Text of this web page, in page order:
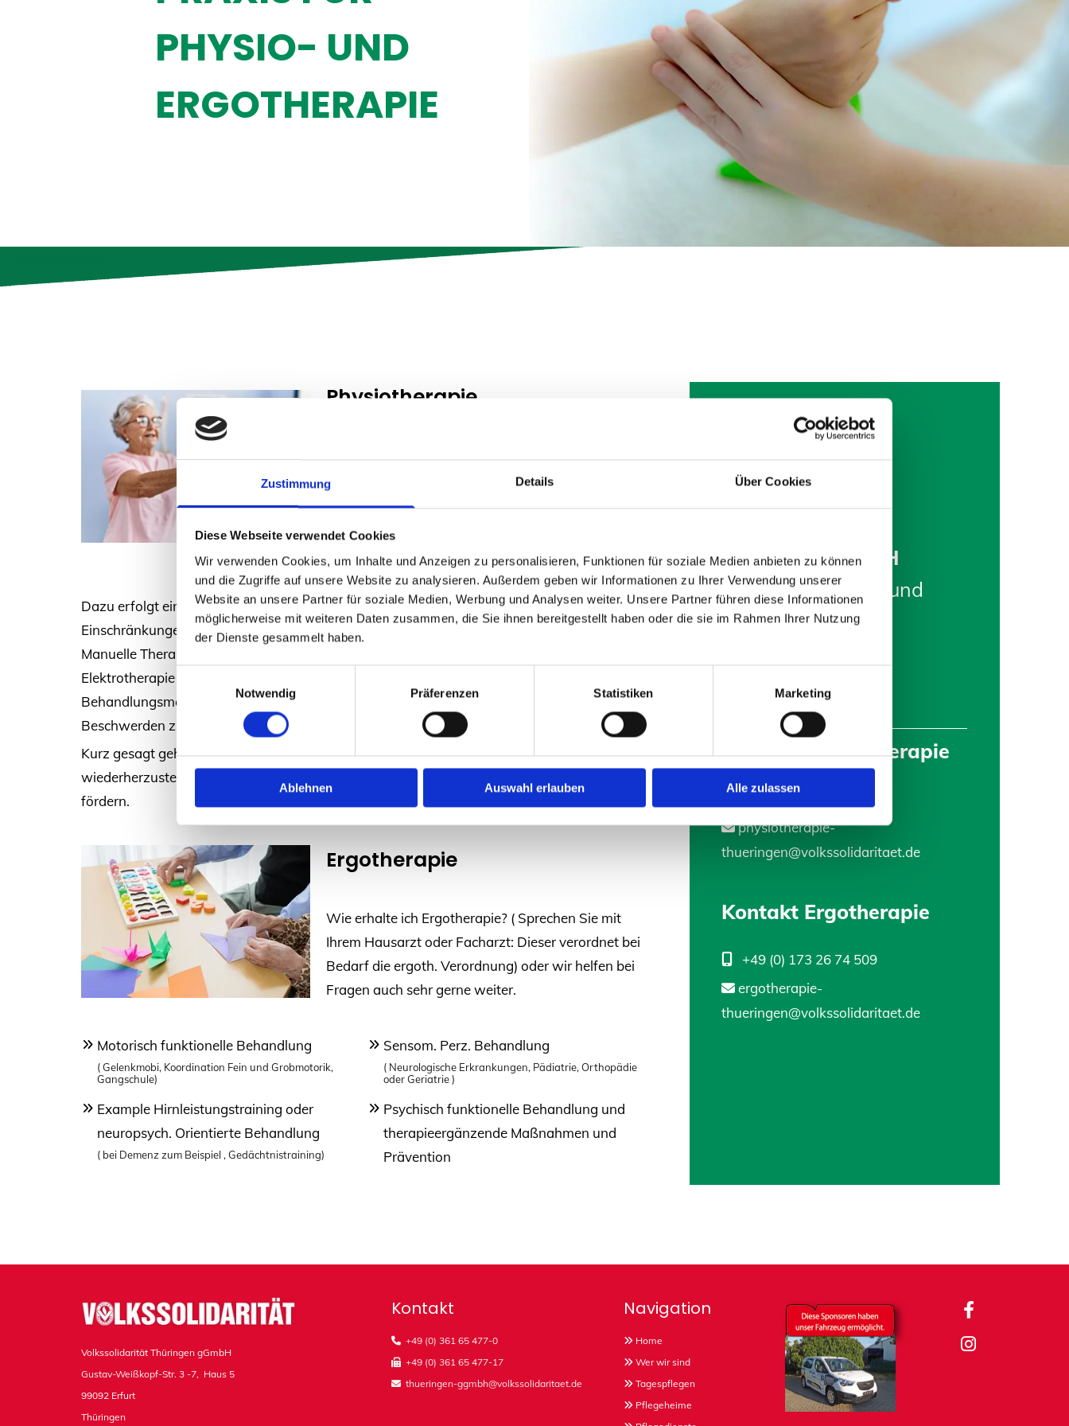
Zustimmung Details Über Cookies
Diese Webseite verwendet Cookies
Wir verwenden Cookies, um Inhalte und Anzeigen zu personalisieren, Funktionen für soziale Medien anbieten zu können
und die Zugriffe auf unsere Website zu analysieren. Außerdem geben wir Informationen zu Ihrer Verwendung unserer
Website an unsere Partner für soziale Medien, Werbung und Analysen weiter. Unsere Partner führen diese Informationen
möglicherweise mit weiteren Daten zusammen, die Sie ihnen bereitgestellt haben oder die sie im Rahmen Ihrer Nutzung
der Dienste gesammelt haben.
Notwendig
Präferenzen Statistiken Marketing
Ablehnen Auswahl erlauben Alle zulassen
PHYSIO- UND
ERGOTHERAPIE
Physiotherapie
Durchführung von Behandlungen bei Schmerzen, bei
Verletzungen und nach Operationen, bei z.B.
Dazu erfolgt eine Analyse von Haltung, Bewegungsabläufen und körperlichen
Einschränkungen. Das Therapiefeld ist vielfältig und umfasst vor allem Krankengymnastik,
Manuelle Therapie und Lymphdrainage sowie Massagen und Wärmeanwendungen.
Elektrotherapie und Taping sind unter anderem ebenfalls gängige
Behandlungsmöglichkeiten. Ein weiterer wichtiger Bereich ist die Prävention um
Beschwerden zu verhindern, zu beraten und aufzuklären.
Kurz gesagt geht es darum, die Beweglichkeit und Funktion des Bewegungsapparates
wiederherzustellen oder zu verbessern, um die Lebensqualität und die Selbstständigkeit zu
fördern.
Ergotherapie
Wie erhalte ich Ergotherapie? ( Sprechen Sie mit
Ihrem Hausarzt oder Facharzt: Dieser verordnet bei
Bedarf die ergoth. Verordnung) oder wir helfen bei
Fragen auch sehr gerne weiter.
Motorisch funktionelle Behandlung
( Gelenkmobi, Koordination Fein und Grobmotorik,
Gangschule)
Sensom. Perz. Behandlung
( Neurologische Erkrankungen, Pädiatrie, Orthopädie
oder Geriatrie )
Example Hirnleistungstraining oder
neuropsych. Orientierte Behandlung
( bei Demenz zum Beispiel , Gedächtnistraining)
Psychisch funktionelle Behandlung und
therapieergänzende Maßnahmen und
Prävention
Thüringen gGmbH
Praxis für Physio- und
Ergotherapie
Clara-Zetkin-Str. 50
99867 Gotha
Kontakt Physiotherapie
 physiotherapie-
thueringen@volkssolidaritaet.de
Kontakt Ergotherapie
 +49 (0) 173 26 74 509
 ergotherapie-
thueringen@volkssolidaritaet.de
Volkssolidarität Thüringen gGmbH
Gustav-Weißkopf-Str. 3 -7, Haus 5
99092 Erfurt
Thüringen
Kontakt
 +49 (0) 361 65 477-0
+49 (0) 361 65 477-17
 thueringen-ggmbh@volkssolidaritaet.de
Navigation
 Home
 Wer wir sind
 Tagespflegen
 Pflegeheime